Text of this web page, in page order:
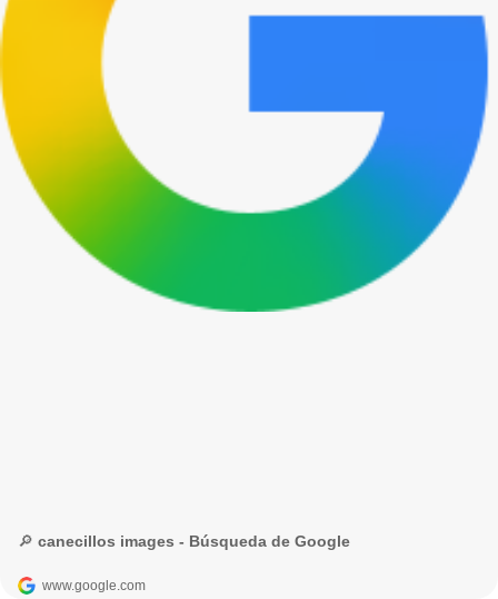
🔎 canecillos images - Búsqueda de Google
www.google.com